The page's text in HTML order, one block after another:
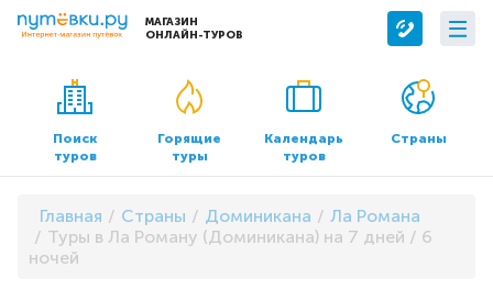
МАГАЗИН
ОНЛАЙН-ТУРОВ
Сервисы
Бронирование отелей
Трансфер
О компании
О нас
Контакты
Документы и реквизиты
Поиск
туров
Горящие
туры
Календарь
туров
Страны
Главная Страны Доминикана
Ла Романа
Туры в Ла Роману (Доминикана) на 7 дней / 6
ночей